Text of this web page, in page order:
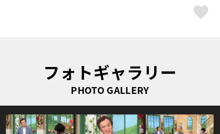
フォトギャラリー
PHOTO GALLERY